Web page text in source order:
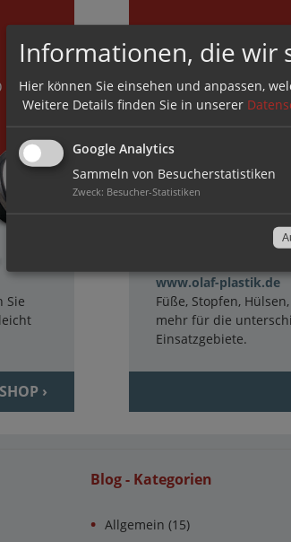
Sie
›
TECHNISCHE
www.olaf-plastik.de
Füße, Stopfen,
mehr für die
Einsatzgebiete.
Blog - Kategorien
Allgemein (15)
Informationen, die wir
Hier können Sie einsehen und anpassen,
Weitere Details finden Sie in unserer
Google Analytics
Sammeln von Besucherstatistiken
Zweck: Besucher-Statistiken